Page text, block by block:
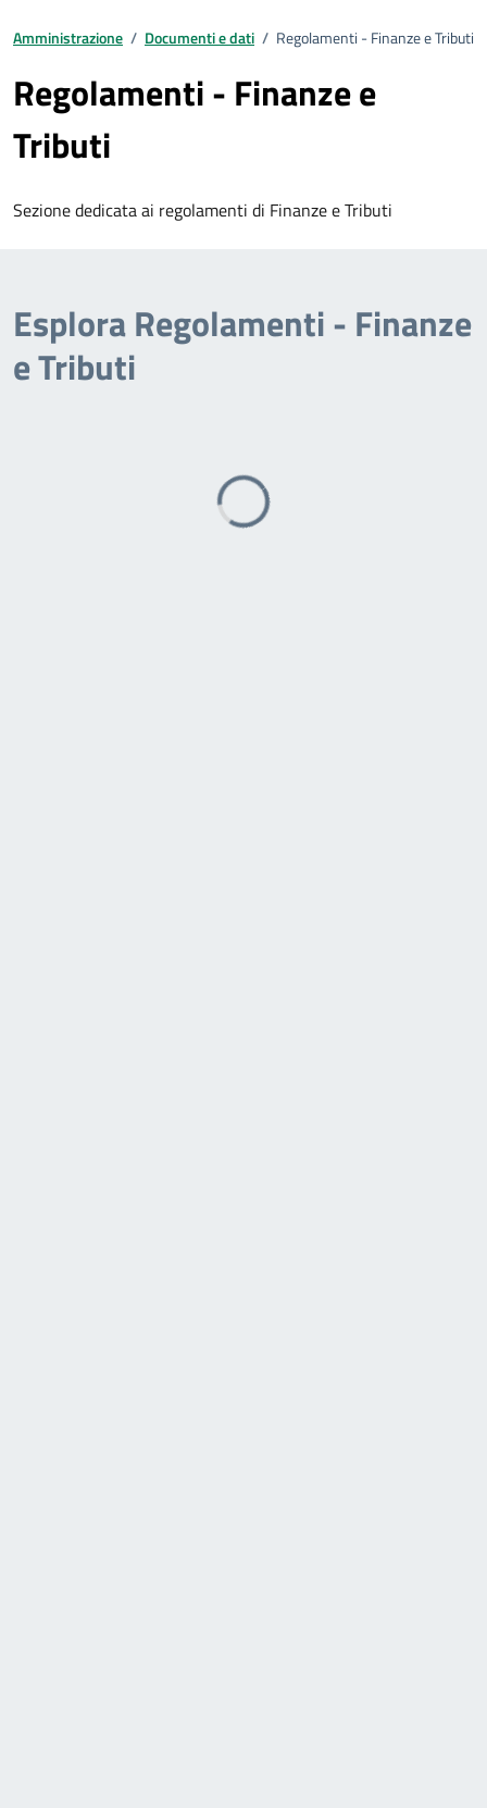
Amministrazione / Documenti e dati / Regolamenti - Finanze e Tributi
Regolamenti - Finanze e
Tributi
Sezione dedicata ai regolamenti di Finanze e Tributi
Esplora Regolamenti - Finanze
e Tributi
Caricamento...